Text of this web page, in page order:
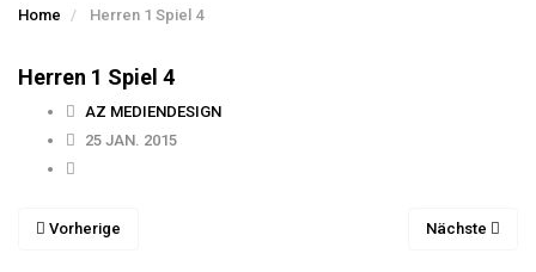
Home Herren 1 Spiel 4
Herren 1 Spiel 4
AZ MEDIENDESIGN
25 JAN. 2015
Vorherige Nächste